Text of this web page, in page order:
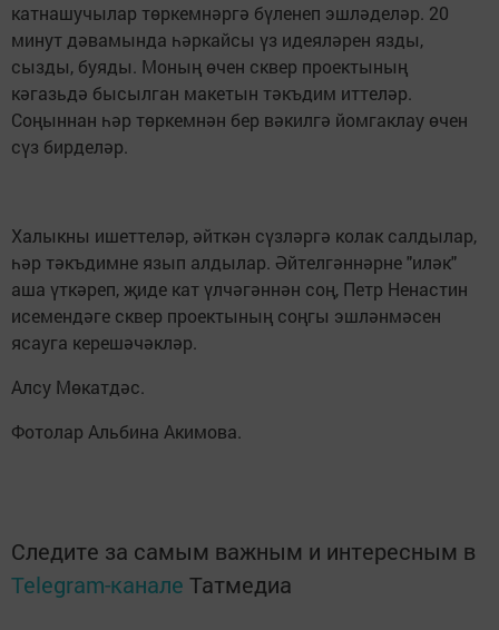
катнашучылар төркемнәргә бүленеп эшләделәр. 20
минут дәвамында һәркайсы үз идеяләрен язды,
сызды, буяды. Моның өчен сквер проектының
кәгазьдә бысылган макетын тәкъдим иттеләр.
Соңыннан һәр төркемнән бер вәкилгә йомгаклау өчен
сүз бирделәр.
Халыкны ишеттеләр, әйткән сүзләргә колак салдылар,
һәр тәкъдимне язып алдылар. Әйтелгәннәрне "иләк"
аша үткәреп, җиде кат үлчәгәннән соң, Петр Ненастин
исемендәге сквер проектының соңгы эшләнмәсен
ясауга керешәчәкләр.
Алсу Мөкатдәс.
Фотолар Альбина Акимова.
Следите за самым важным и интересным в
Telegram-канале Татмедиа